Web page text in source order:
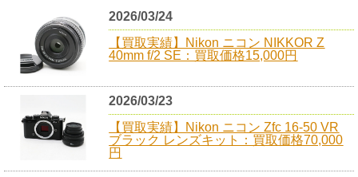
2026/03/24
【買取実績】Nikon ニコン NIKKOR Z
40mm f/2 SE：買取価格15,000円
2026/03/23
【買取実績】Nikon ニコン Zfc 16-50 VR
ブラック レンズキット：買取価格70,000
円